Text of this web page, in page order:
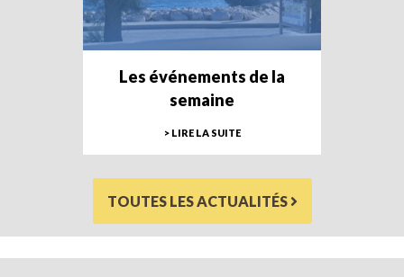
Les événements de la
semaine
> LIRE LA SUITE
TOUTES LES ACTUALITÉS